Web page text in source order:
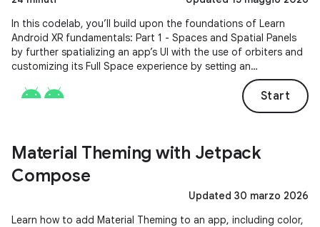
In this codelab, you’ll build upon the foundations of Learn
Android XR fundamentals: Part 1 - Spaces and Spatial Panels
by further spatializing an app’s UI with the use of orbiters and
customizing its Full Space experience by setting an
Start
Material Theming with Jetpack
Compose
Updated 30 marzo 2026
Learn how to add Material Theming to an app, including color,